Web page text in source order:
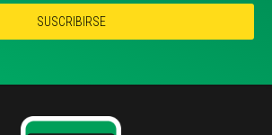
SUSCRIBIRSE